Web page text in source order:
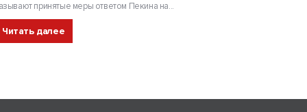
принятые меры ответом Пекина на...
Читать далее